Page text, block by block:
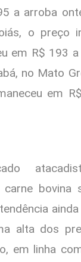
a arroba
o preço
em R$ 193
no Mato
em
bovina
alta dos
em linha